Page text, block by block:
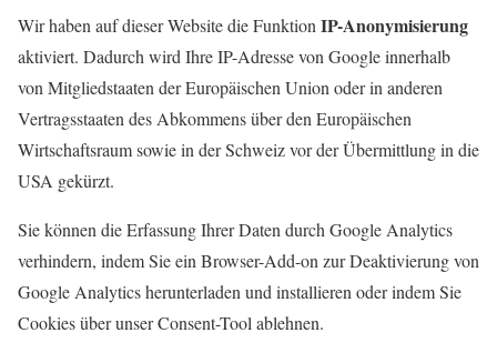
Wir haben auf dieser Website die Funktion IP-Anonymisierung
aktiviert. Dadurch wird Ihre IP-Adresse von Google innerhalb
von Mitgliedstaaten der Europäischen Union oder in anderen
Vertragsstaaten des Abkommens über den Europäischen
Wirtschaftsraum sowie in der Schweiz vor der Übermittlung in die
USA gekürzt.
Sie können die Erfassung Ihrer Daten durch Google Analytics
verhindern, indem Sie ein Browser-Add-on zur Deaktivierung von
Google Analytics herunterladen und installieren oder indem Sie
Cookies über unser Consent-Tool ablehnen.